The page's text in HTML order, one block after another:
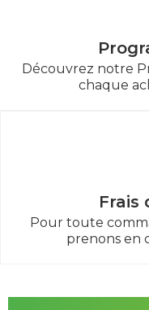
Découvrez notre
chaque
Frais
Pour toute
prenons en